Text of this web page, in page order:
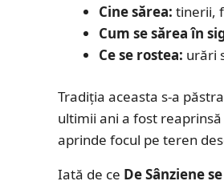
Cine sărea: tinerii,
Cum se sărea în
Ce se rostea: urări
Tradiția aceasta s-a
ultimii ani a fost
aprinde focul pe teren
Iată de ce De Sânziene